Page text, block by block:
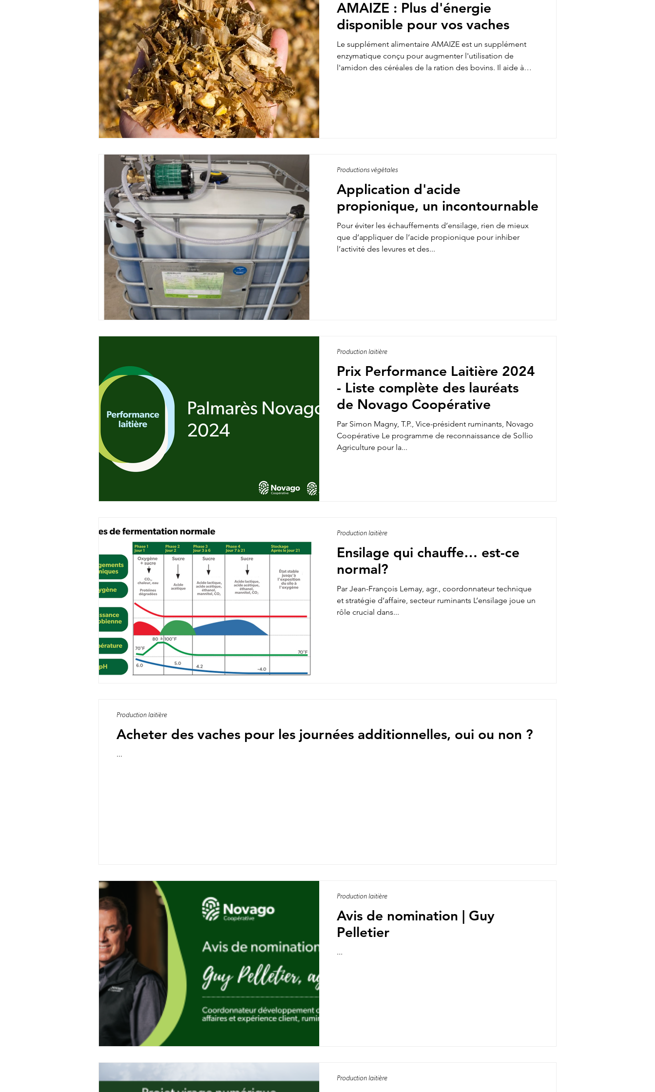
AMAIZE : Plus d'énergie
disponible pour vos vaches
Le supplément alimentaire AMAIZE est un supplément
enzymatique conçu pour augmenter l'utilisation de
l'amidon des céréales de la ration des bovins. Il aide à
Application d'acide
propionique, un incontournable
Pour éviter les échauffements d’ensilage, rien de mieux
que d’appliquer de l’acide propionique pour inhiber
l’activité des levures et des...
Productions végétales
Prix Performance Laitière 2024
- Liste complète des lauréats
de Novago Coopérative
Par Simon Magny, T.P., Vice-président ruminants, Novago
Coopérative Le programme de reconnaissance de Sollio
Agriculture pour la...
Production laitière
Ensilage qui chauffe… est-ce
normal?
Par Jean-François Lemay, agr., coordonnateur technique
et stratégie d’affaire, secteur ruminants L’ensilage joue un
rôle crucial dans...
Production laitière
Acheter des vaches pour les journées additionnelles, oui ou non ?
...
Production laitière
Avis de nomination | Guy
Pelletier
...
Production laitière
Production laitière